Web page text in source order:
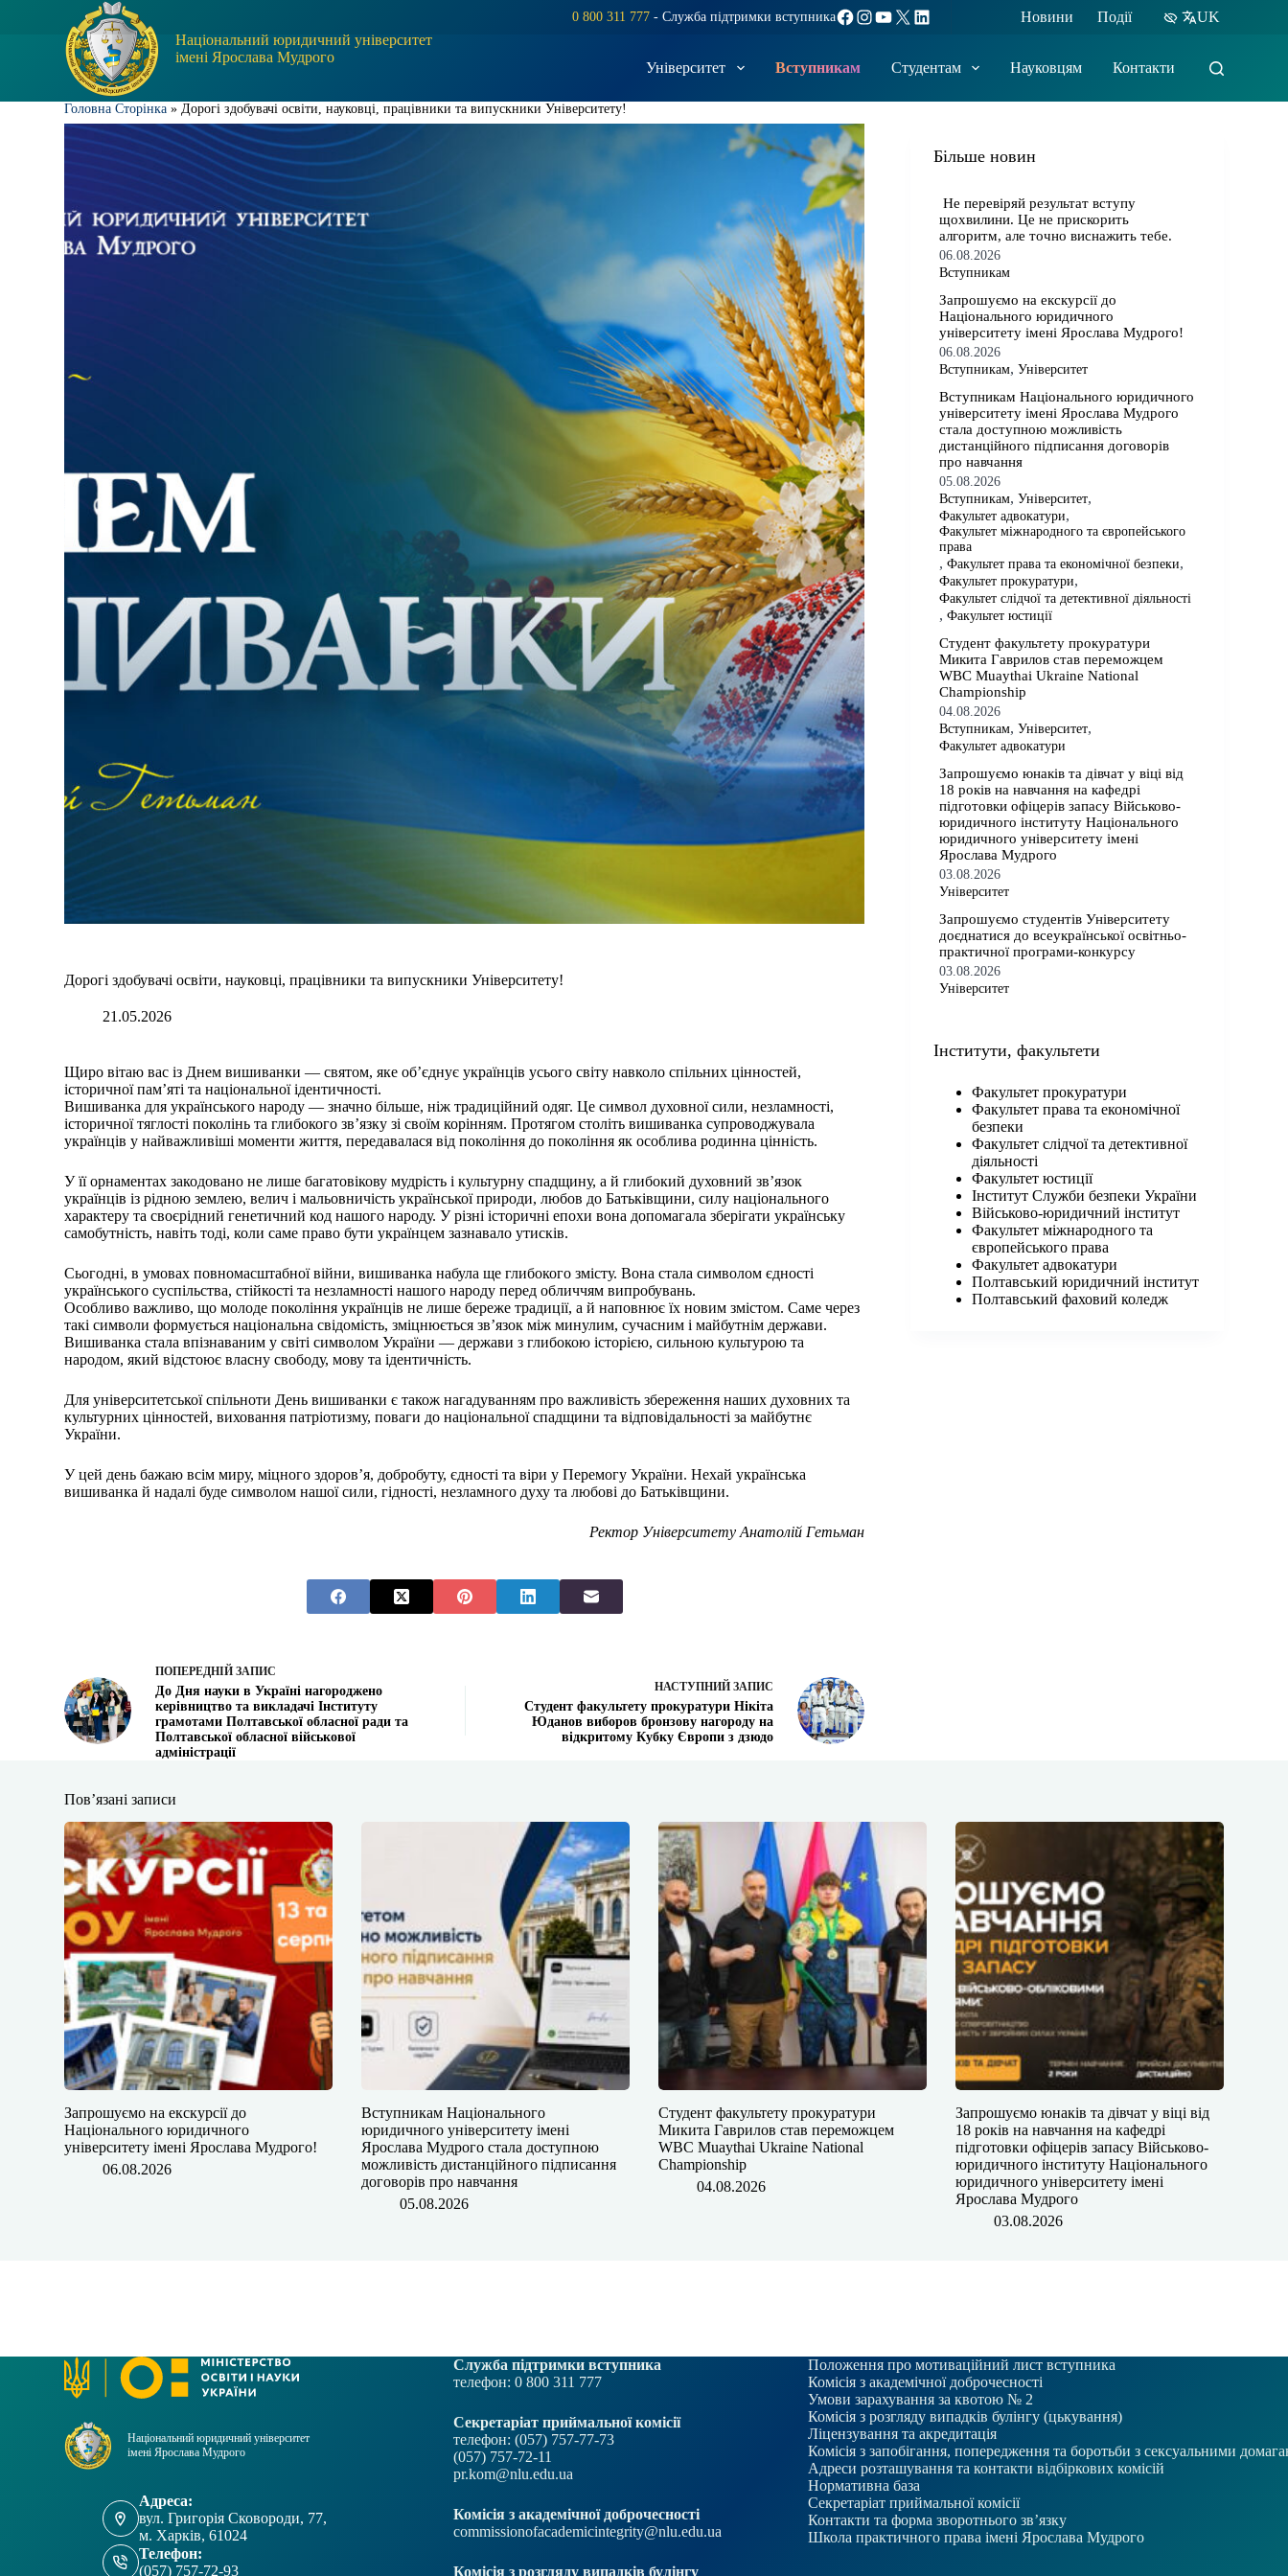
т
0 800 311 777- Служба підтримки вступникаFacebook
Instagram
YouTube
X LinkedIn Новини Події
UK
Національний юридичний університет
імені Ярослава Мудрого
Університет Вступникам Студентам Науковцям Контакти
Головна Сторінка »Дорогі здобувачі освіти, науковці, працівники та випускники Університету!
Дорогі здобувачі освіти, науковці, працівники та випускники Університету!
21.05.2026
Щиро вітаю вас із Днем вишиванки — святом, яке об’єднує українців усього світу навколо спільних цінностей,
історичної пам’яті та національної ідентичності.
Вишиванка для українського народу — значно більше, ніж традиційний одяг. Це символ духовної сили, незламності,
історичної тяглості поколінь та глибокого зв’язку зі своїм корінням. Протягом століть вишиванка супроводжувала
українців у найважливіші моменти життя, передавалася від покоління до покоління як особлива родинна цінність.
У її орнаментах закодовано не лише багатовікову мудрість і культурну спадщину, а й глибокий духовний зв’язок
українців із рідною землею, велич і мальовничість української природи, любов до Батьківщини, силу національного
характеру та своєрідний генетичний код нашого народу. У різні історичні епохи вона допомагала зберігати українську
самобутність, навіть тоді, коли саме право бути українцем зазнавало утисків.
Сьогодні, в умовах повномасштабної війни, вишиванка набула ще глибокого змісту. Вона стала символом єдності
українського суспільства, стійкості та незламності нашого народу перед обличчям випробувань.
Особливо важливо, що молоде покоління українців не лише береже традиції, а й наповнює їх новим змістом. Саме через
такі символи формується національна свідомість, зміцнюється зв’язок між минулим, сучасним і майбутнім держави.
Вишиванка стала впізнаваним у світі символом України — держави з глибокою історією, сильною культурою та
народом, який відстоює власну свободу, мову та ідентичність.
Для університетської спільноти День вишиванки є також нагадуванням про важливість збереження наших духовних та
культурних цінностей, виховання патріотизму, поваги до національної спадщини та відповідальності за майбутнє
України.
У цей день бажаю всім миру, міцного здоров’я, добробуту, єдності та віри у Перемогу України. Нехай українська
вишиванка й надалі буде символом нашої сили, гідності, незламного духу та любові до Батьківщини.
Ректор Університету Анатолій Гетьман
ПОПЕРЕДНІЙЗАПИС
​​До Дня науки в Україні нагороджено
керівництво та викладачі Інституту
грамотами Полтавської обласної ради та
Полтавської обласної військової
адміністрації
НАСТУПНИЙ ЗАПИС
Студент факультету прокуратури Нікіта
Юданов виборов бронзову нагороду на
відкритому Кубку Європи з дзюдо
Більше новин
​​ Не перевіряй результат вступу
щохвилини. Це не прискорить
алгоритм, але точно виснажить тебе.
06.08.2026
Вступникам
​​Запрошуємо на екскурсії до
Національного юридичного
університету імені Ярослава Мудрого!
06.08.2026
Вступникам,Університет
​​Вступникам Національного юридичного
університету імені Ярослава Мудрого⁠
стала доступною можливість
дистанційного підписання договорів
про навчання
05.08.2026
Вступникам,Університет,
Факультет адвокатури,
Факультет міжнародного та європейського
права
,Факультет права та економічної безпеки,
Факультет прокуратури,
Факультет слідчої та детективної діяльності
,Факультет юстиції
Студент факультету прокуратури
Микита Гаврилов став переможцем
WBC Muaythai Ukraine National
Championship
04.08.2026
Вступникам,Університет,
Факультет адвокатури
Запрошуємо юнаків та дівчат у віці від
18 років на навчання на кафедрі
підготовки офіцерів запасу Військово-
юридичного інституту Національного
юридичного університету імені
Ярослава Мудрого
03.08.2026
Університет
Запрошуємо студентів Університету
доєднатися до всеукраїнської освітньо-
практичної програми-конкурсу
03.08.2026
Університет
Iнститути, факультети
Факультет прокуратури
Факультет права та економічної
безпеки
Факультет слідчої та детективної
діяльності
Факультет юстиції
Інститут Служби безпеки України
Військово-юридичний інститут
Факультет міжнародного та
європейського права
Факультет адвокатури
Полтавський юридичний інститут
Полтавський фаховий коледж
Пов’язані записи
​​Запрошуємо на екскурсії до
Національного юридичного
університету імені Ярослава Мудрого!
06.08.2026
​​Вступникам Національного
юридичного університету імені
Ярослава Мудрого⁠ стала доступною
можливість дистанційного підписання
договорів про навчання
05.08.2026
Студент факультету прокуратури
Микита Гаврилов став переможцем
WBC Muaythai Ukraine National
Championship
04.08.2026
Запрошуємо юнаків та дівчат у віці від
18 років на навчання на кафедрі
підготовки офіцерів запасу Військово-
юридичного інституту Національного
юридичного університету імені
Ярослава Мудрого
03.08.2026
Національний юридичний університет
імені Ярослава Мудрого
Адреса:
вул. Григорія Сковороди, 77,
м. Харків, 61024
Телефон:
(057) 757-72-93
Служба підтримки вступника
телефон: 0 800 311 777
Секретаріат приймальної комісії
телефон: (057) 757-77-73
(057) 757-72-11
pr.kom@nlu.edu.ua
Комісія з академічної доброчесності
commissionofacademicintegrity@nlu.edu.ua
Комісія з розгляду випадків булінгу
Положення про мотиваційний лист вступника
Комісія з академічної доброчесності
Умови зарахування за квотою № 2
Комісія з розгляду випадків булінгу (цькування)
Ліцензування та акредитація
Комісія з запобігання, попередження та боротьби з сексуальними
Адреси розташування та контакти відбіркових комісій
Нормативна база
Секретаріат приймальної комісії
Контакти та форма зворотнього зв’язку
Школа практичного права імені Ярослава Мудрого